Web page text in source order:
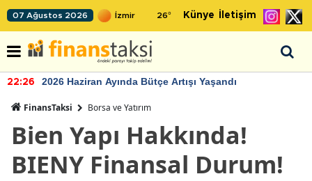
07 Ağustos 2026 26° Künye İletişim
22:26 2026 Haziran Ayında Bütçe Artışı Yaşandı
FinansTaksi Borsa ve Yatırım
Bien Yapı Hakkında!
BIENY Finansal Durum!